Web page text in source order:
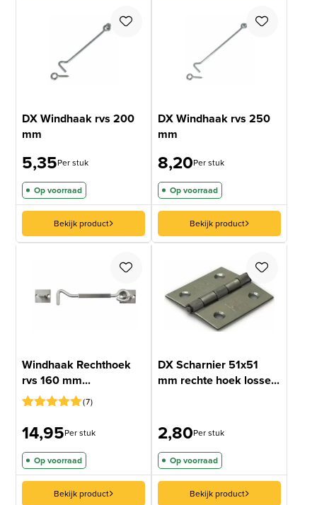
DX Windhaak rvs 200
mm
5,35Per stuk
Op voorraad
Bekijk product
DX Windhaak rvs 250
mm
8,20Per stuk
Op voorraad
Bekijk product
Windhaak Rechthoek
rvs 160 mm...
5op 5
gebaseerd
op
klantbeoordelingen
7
14,95Per stuk
Op voorraad
Bekijk product
DX Scharnier 51x51
mm rechte hoek losse...
2,80Per stuk
Op voorraad
Bekijk product